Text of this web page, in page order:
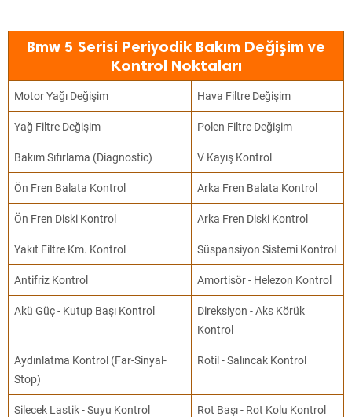
Bmw 5 Serisi Periyodik Bakım Değişim ve
Kontrol Noktaları
Motor Yağı Değişim Hava Filtre Değişim
Yağ Filtre Değişim Polen Filtre Değişim
Bakım Sıfırlama (Diagnostic) V Kayış Kontrol
Ön Fren Balata Kontrol Arka Fren Balata Kontrol
Ön Fren Diski Kontrol Arka Fren Diski Kontrol
Yakıt Filtre Km. Kontrol Süspansiyon Sistemi Kontrol
Antifriz Kontrol Amortisör - Helezon Kontrol
Akü Güç - Kutup Başı Kontrol
Direksiyon - Aks Körük
Kontrol
Aydınlatma Kontrol (Far-Sinyal-
Stop)
Rotil - Salıncak Kontrol
Silecek Lastik - Suyu Kontrol Rot Başı - Rot Kolu Kontrol